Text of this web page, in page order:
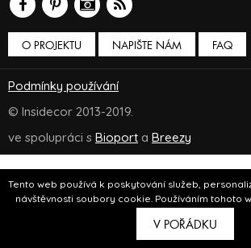
Tento web používá k poskytování služeb,
návštěvnosti soubory cookie. Používáním tohoto
V POŘÁDKU
O PROJEKTU NAPIŠTE NÁM FAQ
Podmínky používání
© Insidecor 2013-2019.
ve spolupráci s Bioport a Breezy